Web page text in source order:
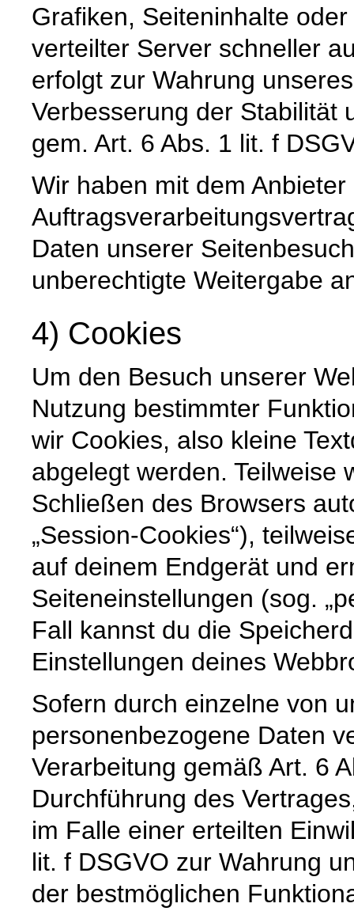
Grafiken, Seiteninhalte
verteilter Server schneller
erfolgt zur Wahrung
Verbesserung der Stabilität
gem. Art. 6 Abs. 1 lit. f
Wir haben mit dem Anbieter
Daten unserer
unberechtigte Weitergabe
4) Cookies
Um den Besuch unserer
Nutzung bestimmter
wir Cookies, also kleine
abgelegt werden. Teilweise
Schließen des Browsers
„Session-Cookies“),
auf deinem Endgerät und
Seiteneinstellungen (sog.
Fall kannst du die
Einstellungen deines
Sofern durch einzelne von
personenbezogene Daten
Verarbeitung gemäß Art. 6
Durchführung des
im Falle einer erteilten
lit. f DSGVO zur Wahrung
der bestmöglichen